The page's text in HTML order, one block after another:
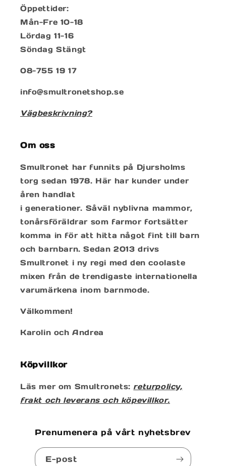
Öppettider:
Mån-Fre 10-18
Lördag 11-16
Söndag Stängt
08-755 19 17
info@smultronetshop.se
Vägbeskrivning?
Om oss
Smultronet har funnits på Djursholms
torg sedan 1978. Här har kunder under
åren handlat
i generationer. Såväl nyblivna mammor,
tonårsföräldrar som farmor fortsätter
komma in för att hitta något fint till barn
och barnbarn. Sedan 2013 drivs
Smultronet i ny regi med den coolaste
mixen från de trendigaste internationella
varumärkena inom barnmode.
Välkommen!
Karolin och Andrea
Köpvillkor
Läs mer om Smultronets: returpolicy,
frakt och leverans och köpevillkor.
Prenumenera på vårt nyhetsbrev
E-post